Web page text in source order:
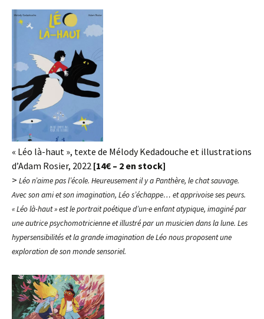
« Léo là-haut », texte de Mélody Kedadouche et illustrations
d’Adam Rosier, 2022 [14€ – 2 en stock]
> Léo n’aime pas l’école. Heureusement il y a Panthère, le chat sauvage.
Avec son ami et son imagination, Léo s’échappe… et apprivoise ses peurs.
« Léo là-haut » est le portrait poétique d’un·e enfant atypique, imaginé par
une autrice psychomotricienne et illustré par un musicien dans la lune. Les
hypersensibilités et la grande imagination de Léo nous proposent une
exploration de son monde sensoriel.